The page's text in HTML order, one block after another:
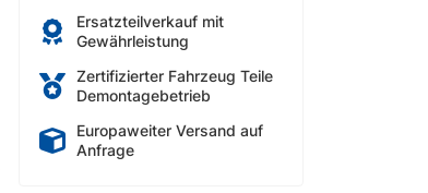
Ersatzteilverkauf mit
Gewährleistung
Zertifizierter Fahrzeug Teile
Demontagebetrieb
Europaweiter Versand auf
Anfrage